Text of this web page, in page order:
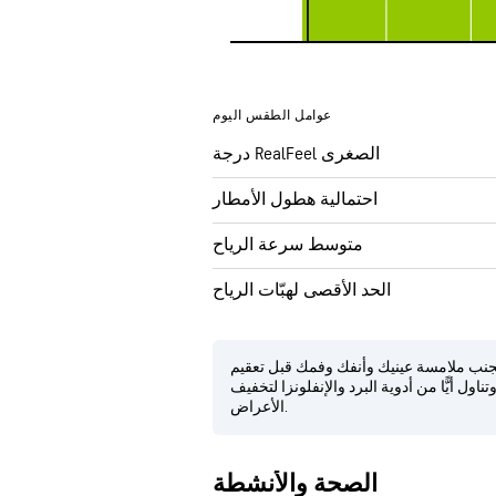
عوامل الطقس اليوم
درجة RealFeel الصغرى
احتمالية هطول الأمطار
متوسط سرعة الرياح
الحد الأقصى لهبّات الرياح
ملامسة عينيك وأنفك وفمك قبل تعقيم
أيًّا من أدوية البرد والإنفلونزا لتخفيف
الأعراض.
الصحة والأنشطة